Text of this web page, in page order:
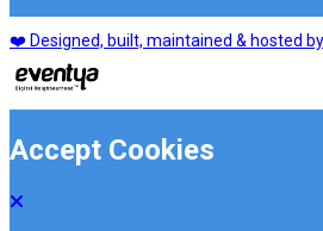
❤️ Designed, built, maintained & hosted by
Accept Cookies